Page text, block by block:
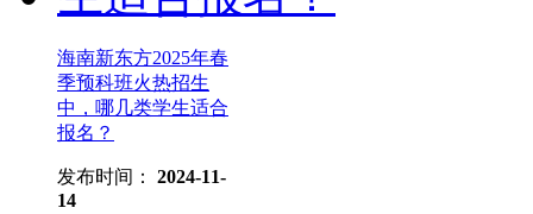
海南新东方2025年春
季预科班火热招生
中，哪几类学生适合
报名？
发布时间： 2024-11-
14